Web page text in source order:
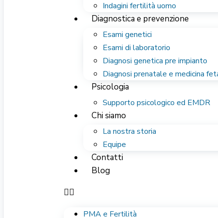
Indagini fertilità uomo
Diagnostica e prevenzione
Esami genetici
Esami di laboratorio
Diagnosi genetica pre impianto
Diagnosi prenatale e medicina
Psicologia
Supporto psicologico ed EMDR
Chi siamo
La nostra storia
Equipe
Contatti
Blog
PMA e Fertilità